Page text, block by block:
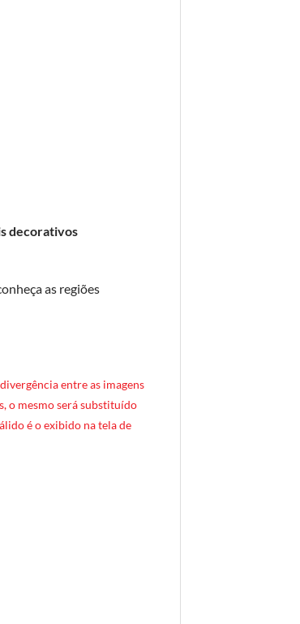
decorativos
as regiões
entre as imagens
o mesmo será substituído
é o exibido na tela de